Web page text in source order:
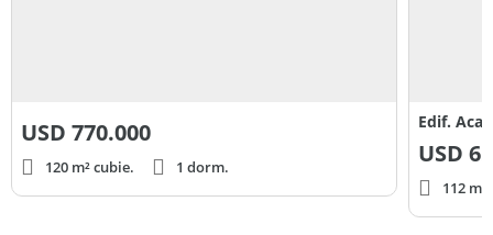
USD 770.000
120 m² cubie. 1 dorm.
Edif.
USD
112